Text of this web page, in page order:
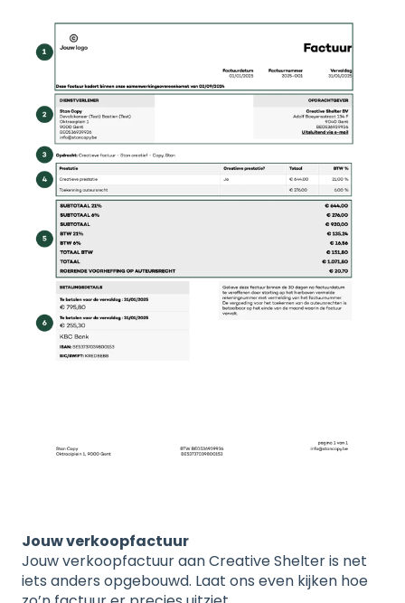
Jouw verkoopfactuur
Jouw verkoopfactuur aan Creative Shelter is net
iets anders opgebouwd. Laat ons even kijken hoe